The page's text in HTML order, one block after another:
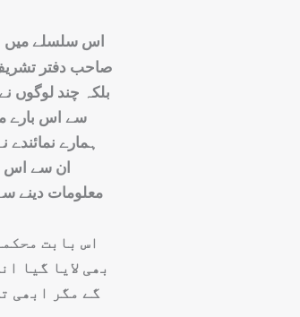
اس سلسلے میں
بلکہ چند لوگوں
سے اس بارے
ہمارے
ان سے اس
معلومات دینے
اس بابت
بھی لایا گیا
گے مگر ابھی